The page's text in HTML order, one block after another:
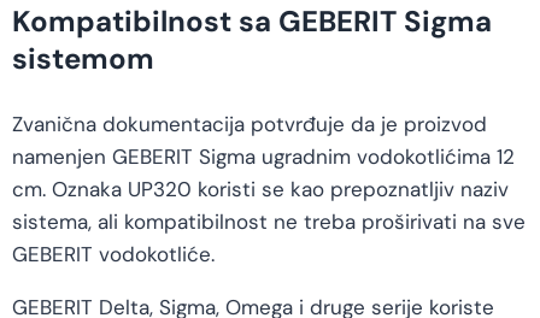
Kompatibilnost sa GEBERIT Sigma
sistemom
Zvanična dokumentacija potvrđuje da je proizvod
namenjen GEBERIT Sigma ugradnim vodokotlićima 12
cm. Oznaka UP320 koristi se kao prepoznatljiv naziv
sistema, ali kompatibilnost ne treba proširivati na sve
GEBERIT vodokotliće.
GEBERIT Delta, Sigma, Omega i druge serije koriste